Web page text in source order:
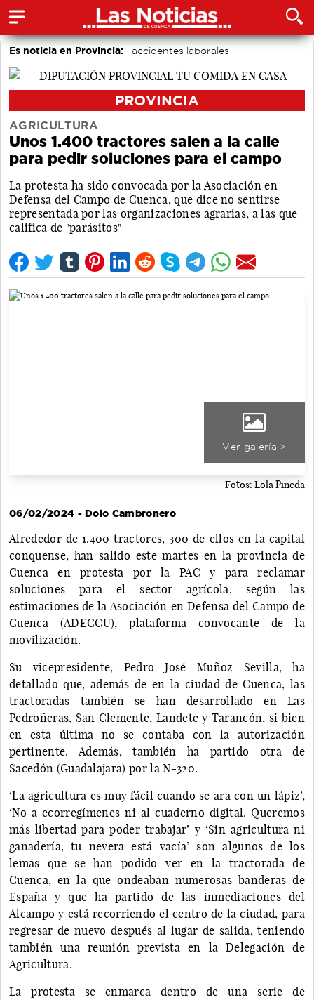
Es noticia en Provincia:
accidentes laborales
Medio Ambiente
PROVINCIA
AGRICULTURA
Unos 1.400 tractores salen a la calle
para pedir soluciones para el campo
La protesta ha sido convocada por la Asociación en
Defensa del Campo de Cuenca, que dice no sentirse
representada por las organizaciones agrarias, a las que
califica de "parásitos"
Ver galería >
Fotos: Lola Pineda
06/02/2024 - Dolo Cambronero
Alrededor de 1.400 tractores, 300 de ellos en la capital
conquense, han salido este martes en la provincia de
Cuenca en protesta por la PAC y para reclamar
soluciones para el sector agrícola, según las
estimaciones de la Asociación en Defensa del Campo de
Cuenca (ADECCU), plataforma convocante de la
movilización.
Su vicepresidente, Pedro José Muñoz Sevilla, ha
detallado que, además de en la ciudad de Cuenca, las
tractoradas también se han desarrollado en Las
Pedroñeras, San Clemente, Landete y Tarancón, si bien
en esta última no se contaba con la autorización
pertinente. Además, también ha partido otra de
Sacedón (Guadalajara) por la N-320.
‘La agricultura es muy fácil cuando se ara con un lápiz’,
‘No a ecorregímenes ni al cuaderno digital. Queremos
más libertad para poder trabajar’ y ‘Sin agricultura ni
ganadería, tu nevera está vacía’ son algunos de los
lemas que se han podido ver en la tractorada de
Cuenca, en la que ondeaban numerosas banderas de
España y que ha partido de las inmediaciones del
Alcampo y está recorriendo el centro de la ciudad, para
regresar de nuevo después al lugar de salida, teniendo
también una reunión prevista en la Delegación de
Agricultura.
La protesta se enmarca dentro de una serie de